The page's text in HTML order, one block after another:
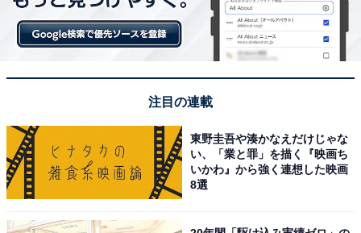
注目の連載
東野圭吾や湊かなえだけじゃな
い、「業と罪」を描く『映画ち
いかわ』から強く連想した映画
8選